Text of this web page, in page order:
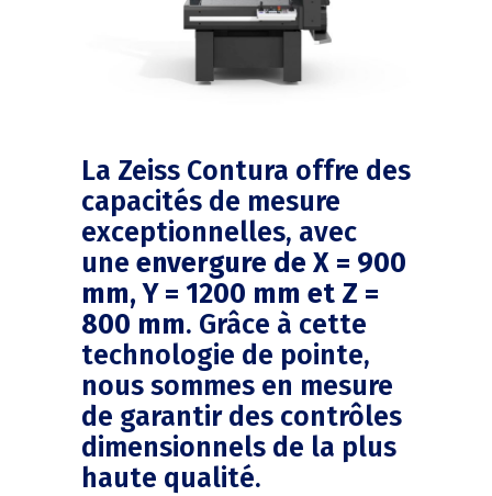
La Zeiss Contura offre des
capacités de mesure
exceptionnelles, avec
une envergure de X = 900
mm, Y = 1200 mm et Z =
800 mm. Grâce à cette
technologie de pointe,
nous sommes en mesure
de garantir des contrôles
dimensionnels de la plus
haute qualité.